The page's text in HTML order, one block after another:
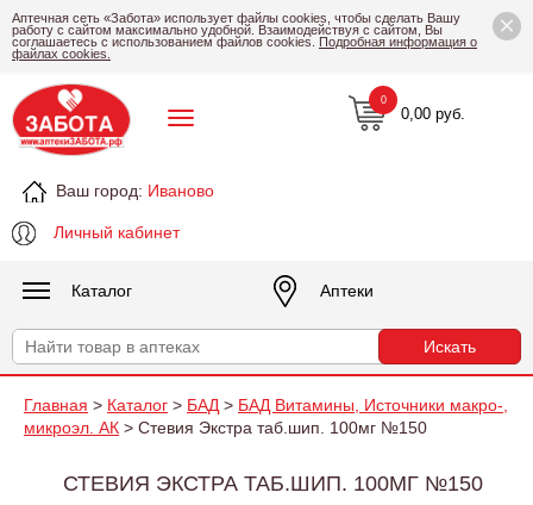
×
Аптечная сеть «Забота» использует файлы cookies, чтобы сделать Вашу
работу с сайтом максимально удобной. Взаимодействуя с сайтом, Вы
соглашаетесь с использованием файлов cookies. Подробная информация о
файлах cookies.
Ваш город: Иваново
Личный кабинет
0,00 руб.
0
Каталог Аптеки
Главная > Каталог > БАД > БАД Витамины, Источники макро-,
микроэл. АК > Стевия Экстра таб.шип. 100мг №150
СТЕВИЯ ЭКСТРА ТАБ.ШИП. 100МГ №150